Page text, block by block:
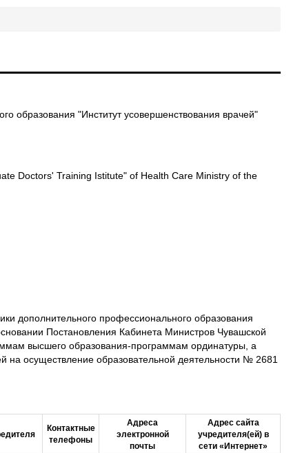
образования "Институт усовершенствования врачей"
Doctors' Training Istitute" of Health Care Ministry of the
дополнительного профессионального образования
Постановления Кабинета Министров Чувашской
высшего образования-программам ординатуры, а
на осуществление образовательной деятельности № 2681
Контактные
телефоны
Адреса
электронной
почты
Адрес сайта
учредителя(ей) в
сети «Интернет»